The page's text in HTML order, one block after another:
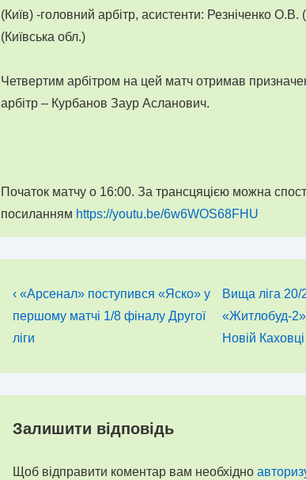
(Київ) -головний арбітр, асистенти: Резніченко
(Київська обл.)
Четвертим арбітром на цей матч отримав
арбітр – Курбанов Заур Асланович.
Початок матчу о 16:00. За трансцяцією можна
посиланням https://youtu.be/6w6WOS68FHU
Навігація
записів
Попередній
запис
‹ «Арсенал» поступився «Яско» у
першому матчі 1/8 фіналу Другої
ліги
Наступний
запис
Вища ліга
«Житлобуд-
Новій Каховці
Залишити відповідь
Щоб відправити коментар вам необхідно